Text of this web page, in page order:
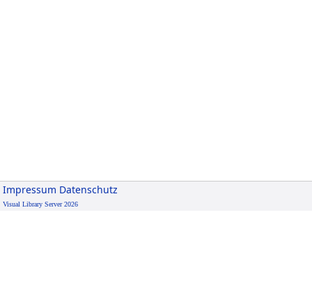
Impressum Datenschutz
Visual Library Server 2026